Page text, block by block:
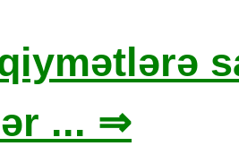
... ⇒